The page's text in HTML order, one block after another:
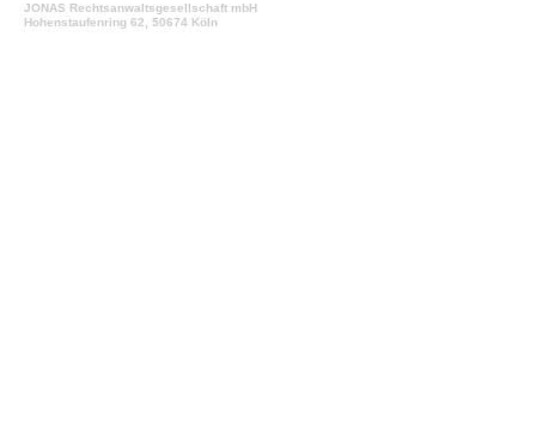
JONAS Rechtsanwaltsgesellschaft mbH
Hohenstaufenring 62, 50674 Köln